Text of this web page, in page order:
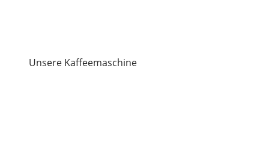
Unsere Kaffeemaschine